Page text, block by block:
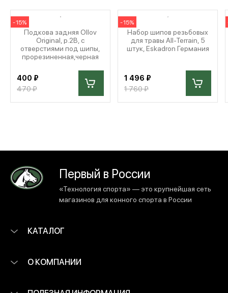
-15%
Подкова задняя Ollov
Original, р.2B, с
отверстиями под шипы,
прорезиненная,черная
400 ₽
470 ₽
-15%
Набор шипов резьбовых
для травы All-Terrain, 5
штук, Eskadron Германия
1 496 ₽
1 760 ₽
Первый в России
«Технология спорта» — это крупнейшая сеть
магазинов для конного спорта в России
КАТАЛОГ
О КОМПАНИИ